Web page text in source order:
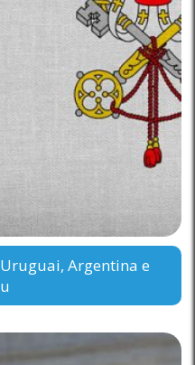
Argentina e